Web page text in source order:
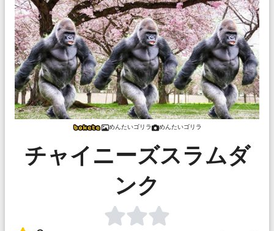
めんたいゴリラ めんたいゴリラ
チャイニーズスラムダ
ンク